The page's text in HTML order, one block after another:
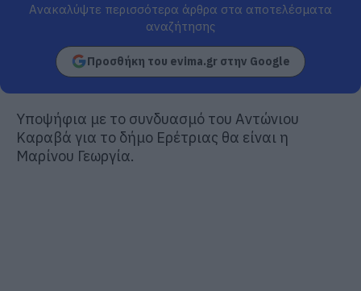
Ανακαλύψτε περισσότερα άρθρα στα αποτελέσματα
αναζήτησης
Προσθήκη του evima.gr στην Google
Υποψήφια με το συνδυασμό του Αντώνιου
Καραβά για το δήμο Ερέτριας θα είναι η
Μαρίνου Γεωργία.